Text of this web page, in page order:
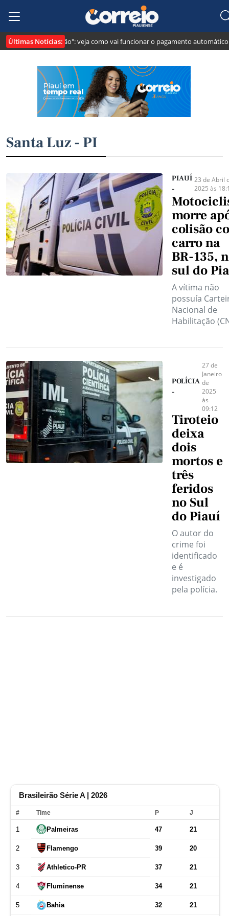
Últimas Notícias:
cria o "Pix Pensão": veja como vai funcionar o pagamento automático
Santa Luz - PI
PIAUÍ
-
23 de Abril
2025 às
morre
colisão
carro na
BR-135,
sul do
A vítima não
possuía
Nacional de
Habilitação
POLÍCIA
-
27 de
Janeiro
de
2025
às
09:12
Tiroteio
deixa
dois
mortos e
três
feridos
no Sul
do Piauí
O autor do
crime foi
identificado
e é
investigado
pela polícia.